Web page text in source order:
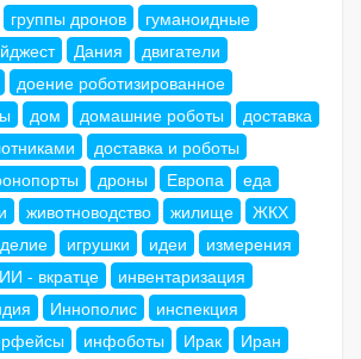
группы дронов
гуманоидные
Дания
двигатели
доение роботизированное
дом домашние роботы
доставка
доставка и роботы
дроны Европа
еда
животноводство жилище
ЖКХ
игрушки идеи
измерения
ИИ - вкратце
инвентаризация
Иннополис
инспекция
инфоботы Ирак
Иран